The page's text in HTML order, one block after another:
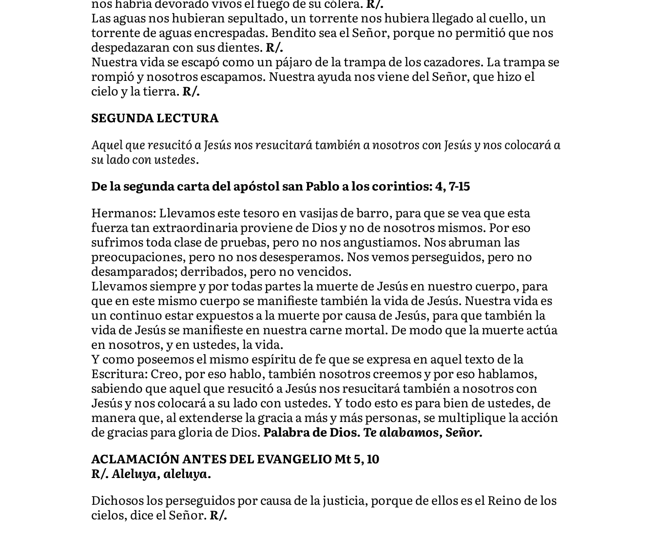
Las aguas nos hubieran sepultado, un torrente nos hubiera llegado al cuello, un
torrente de aguas encrespadas. Bendito sea el Señor, porque no permitió que nos
despedazaran con sus dientes.R/.
Nuestra vida se escapó como un pájaro de la trampa de los cazadores. La trampa se
rompió y nosotros escapamos. Nuestra ayuda nos viene del Señor, que hizo el
cielo y la tierra.R/.
SEGUNDA LECTURA
Aquel que resucitó a Jesús nos resucitará también a nosotros con Jesús y nos colocará a
su lado con ustedes.
De la segunda carta del apóstol san Pablo a los corintios: 4, 7-15
Hermanos: Llevamos este tesoro en vasijas de barro, para que se vea que esta
fuerza tan extraordinaria proviene de Dios y no de nosotros mismos. Por eso
sufrimos toda clase de pruebas, pero no nos angustiamos. Nos abruman las
preocupaciones, pero no nos desesperamos. Nos vemos perseguidos, pero no
desamparados; derribados, pero no vencidos.
Llevamos siempre y por todas partes la muerte de Jesús en nuestro cuerpo, para
que en este mismo cuerpo se manifieste también la vida de Jesús. Nuestra vida es
un continuo estar expuestos a la muerte por causa de Jesús, para que también la
vida de Jesús se manifieste en nuestra carne mortal. De modo que la muerte actúa
en nosotros, y en ustedes, la vida.
Y como poseemos el mismo espíritu de fe que se expresa en aquel texto de la
Escritura: Creo, por eso hablo, también nosotros creemos y por eso hablamos,
sabiendo que aquel que resucitó a Jesús nos resucitará también a nosotros con
Jesús y nos colocará a su lado con ustedes. Y todo esto es para bien de ustedes, de
manera que, al extenderse la gracia a más y más personas, se multiplique la acción
de gracias para gloria de Dios. Palabra de Dios.Te alabamos, Señor.
ACLAMACIÓN ANTES DEL EVANGELIO Mt 5, 10
R/. Aleluya, aleluya.
Dichosos los perseguidos por causa de la justicia, porque de ellos es el Reino de los
cielos, dice el Señor.R/.